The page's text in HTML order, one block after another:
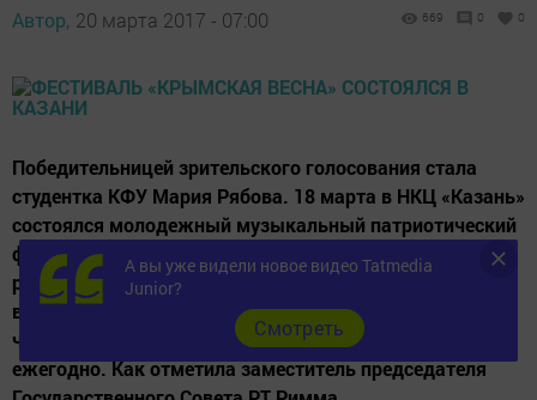
Автор, 20 марта 2017 - 07:00 669 0 0
Победительницей зрительского голосования стала
студентка КФУ Мария Рябова. 18 марта в НКЦ «Казань»
состоялся молодежный музыкальный патриотический
фестиваль «Крымская весна». Мероприятие прошло в
рамках всероссийской акции, посвященной годовщине
воссоединения Крыма с Россией. Народные акции в
честь крымских событий проходят в Татарстане
ежегодно. Как отметила заместитель председателя
А вы уже видели новое видео Tatmedia
Junior?
Cмотреть